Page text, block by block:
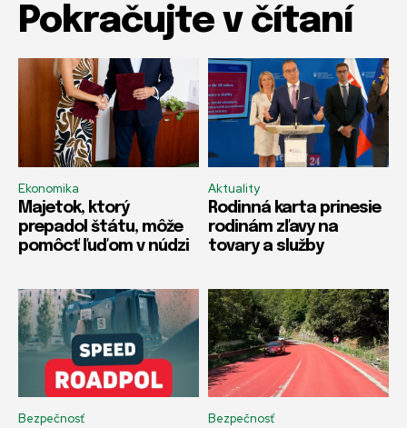
Pokračujte v čítaní
Ekonomika
Majetok, ktorý
prepadol štátu, môže
pomôcť ľuďom v núdzi
Aktuality
Rodinná karta prinesie
rodinám zľavy na
tovary a služby
Bezpečnosť Bezpečnosť